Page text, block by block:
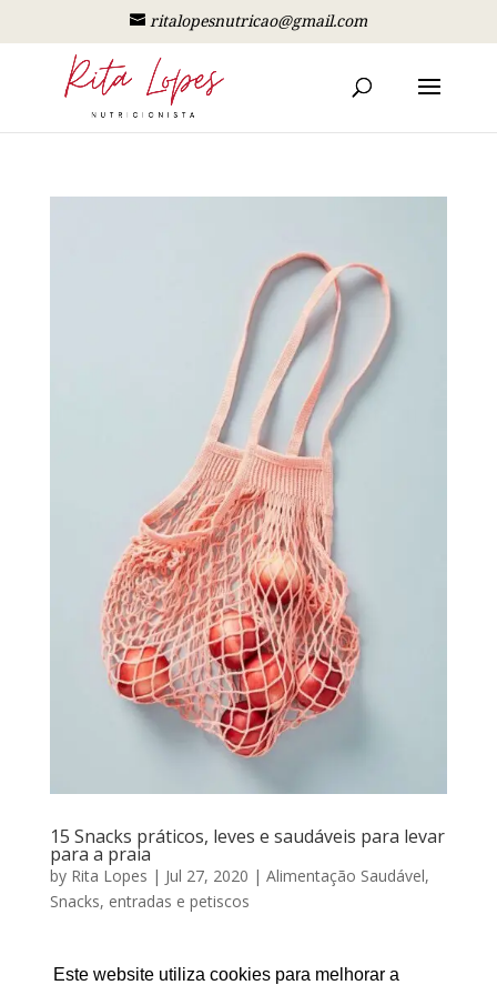
Este website utiliza cookies para melhorar a
ritalopesnutricao@gmail.com
15 Snacks práticos, leves e saudáveis para levar
para a praia
by Rita Lopes | Jul 27, 2020 | Alimentação Saudável,
Snacks, entradas e petiscos
praia Por RITA LOPES | Julho 27, 2020 O tempo